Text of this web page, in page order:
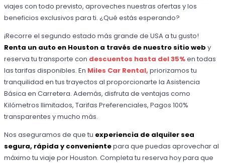
viajes con todo previsto, aproveches nuestras ofertas y los
beneficios exclusivos para ti. ¿Qué estás esperando?
¡Recorre el segundo estado más grande de USA a tu gusto!
Renta un auto en Houston a través de nuestro sitio web y
reserva tu transporte con descuentos hasta del 35%en todas
las tarifas disponibles. En Miles Car Rental,priorizamos tu
tranquilidad en tus trayectos al proporcionarte la Asistencia
Básica en Carretera. Además, disfruta de ventajas como
Kilómetros Ilimitados, Tarifas Preferenciales, Pagos 100%
transparentes y mucho más.
Nos aseguramos de que tu experiencia de alquiler sea
segura, rápida y convenientepara que puedas aprovechar al
máximo tu viaje por Houston. Completa tu reserva hoy para que